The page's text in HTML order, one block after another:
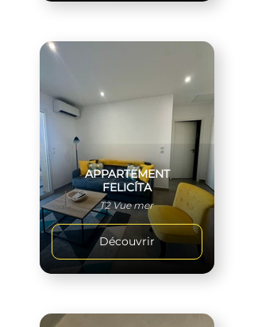
APPARTEMENT
FELICÍTA
T2 Vue mer
Découvrir